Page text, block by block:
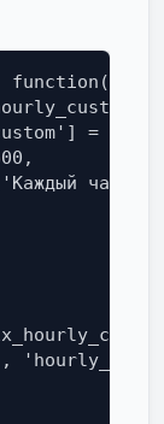
= [
час')